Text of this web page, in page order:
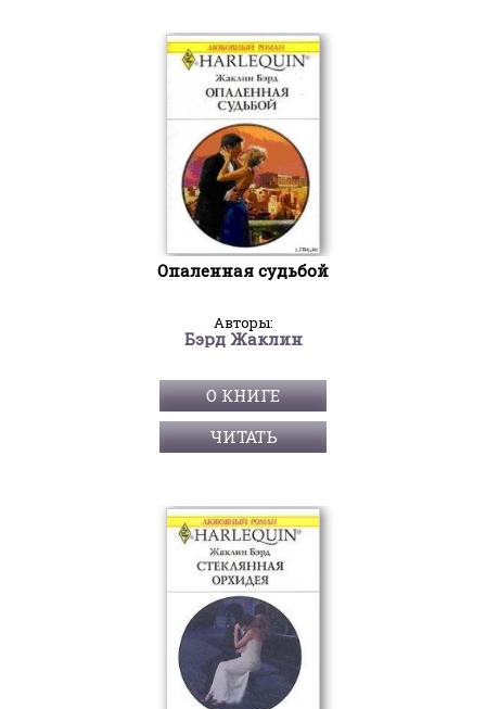
Опаленная судьбой
Авторы:
Бэрд Жаклин
О КНИГЕ
ЧИТАТЬ